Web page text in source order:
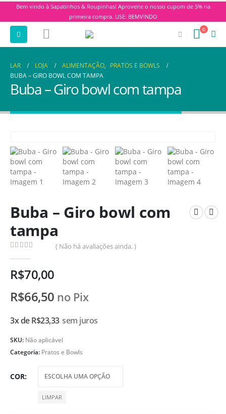
Bem vindo à Sapatinhos & Roupinhas! Aproveite o nosso cupom de 5% na
primeira compra. USE: BEMVINDO
0
LAR LOJA ALIMENTAÇÃO, PRATOS E BOWLS
BUBA – GIRO BOWL COM TAMPA
Buba – Giro bowl com tampa
Buba – Giro bowl com
tampa
( Não há avaliações ainda. )
R$70,00
R$66,50 no Pix
3x deR$23,33 sem juros
SKU: Não aplicável
Categoria: Pratos e Bowls
COR
LIMPAR